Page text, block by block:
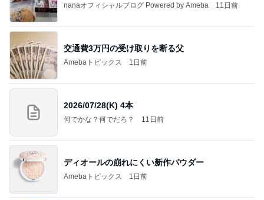
nanaオフィシャルブログ Powered by Ameba 11日前
交通費3万円の受け取りを断る父
Amebaトピックス 1日前
2026/07/28(K) 4本
何でかな？何でだろ？ 11日前
ディオールの崩れにくい新作パウダー
Amebaトピックス 1日前